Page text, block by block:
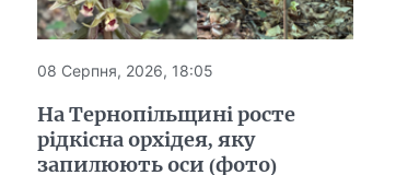
08 Серпня, 2026, 18:05
На Тернопільщині росте
рідкісна орхідея, яку
запилюють оси (фото)